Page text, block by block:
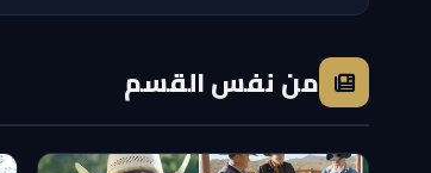
من نفس القسم